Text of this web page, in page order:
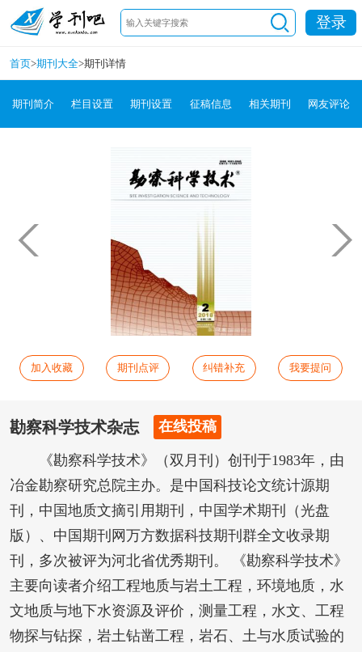
登录
首页>期刊大全>期刊详情
期刊简介 栏目设置 期刊设置 征稿信息 相关期刊 网友评论
加入收藏 期刊点评 纠错补充 我要提问
勘察科学技术杂志 在线投稿
《勘察科学技术》（双月刊）创刊于1983年，由
冶金勘察研究总院主办。是中国科技论文统计源期
刊，中国地质文摘引用期刊，中国学术期刊（光盘
版）、中国期刊网万方数据科技期刊群全文收录期
刊，多次被评为河北省优秀期刊。 《勘察科学技术》
主要向读者介绍工程地质与岩土工程，环境地质，水
文地质与地下水资源及评价，测量工程，水文、工程
物探与钻探，岩土钻凿工程，岩石、土与水质试验的